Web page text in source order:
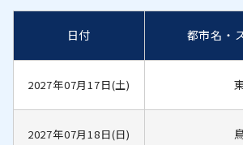
日付 都市名・
2027年07月17日(土)
2027年07月18日(日)